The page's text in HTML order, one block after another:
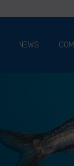
NEWS